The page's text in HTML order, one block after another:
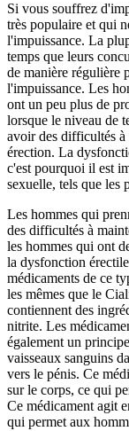
Si vous souffrez
très populaire et qui
l'impuissance. La
temps que leurs
de manière régulière
l'impuissance. Les
ont un peu plus de
lorsque le niveau de
avoir des difficultés
érection. La
c'est pourquoi il est
sexuelle, tels que les
Les hommes qui
des difficultés à
les hommes qui ont
la dysfonction
médicaments de ce
les mêmes que le
contiennent des
nitrite. Les
également un
vaisseaux sanguins
vers le pénis. Ce
sur le corps, ce qui
Ce médicament agit
qui permet aux